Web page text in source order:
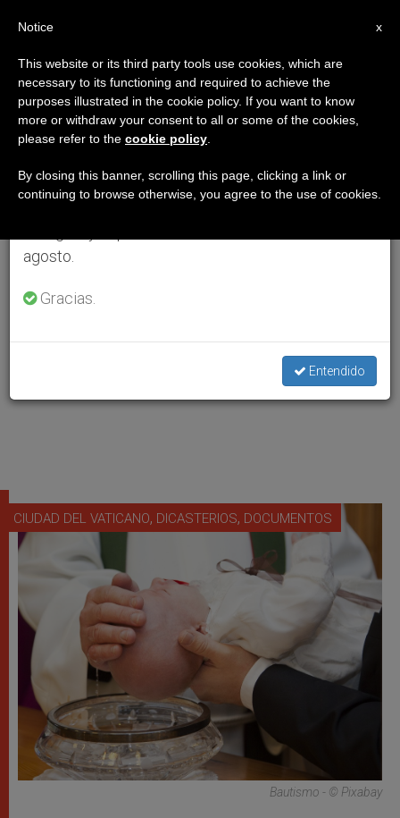
CIUDAD DEL VATICANO, DICASTERIOS, DOCUMENTOS
Bautismo - © Pixabay
×
Aviso importante
Del 27 de julio al 7 de agosto haremos la pausa
anual, aprovechando que en el periodo de verano
se generan menos informaciones y también el
agosto.
Gracias.
Entendido
x
Notice
This website or its third party tools use cookies, which are
necessary to its functioning and required to achieve the
purposes illustrated in the cookie policy. If you want to know
more or withdraw your consent to all or some of the cookies,
please refer to the cookie policy
By closing this banner, scrolling this page, clicking a link or
continuing to browse otherwise, you agree to the use of cookies.